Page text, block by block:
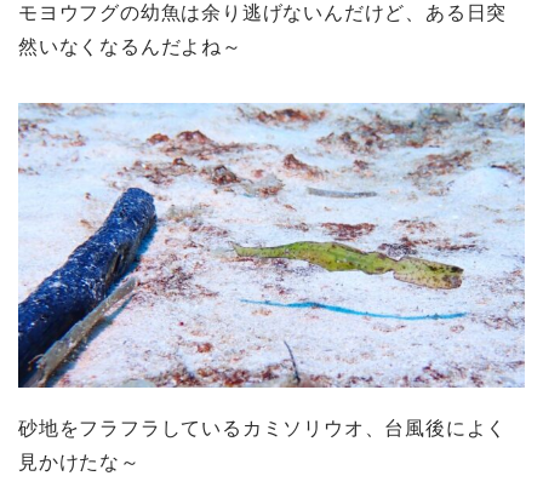
モヨウフグの幼魚は余り逃げないんだけど、ある日突
然いなくなるんだよね～
砂地をフラフラしているカミソリウオ、台風後によく
見かけたな～